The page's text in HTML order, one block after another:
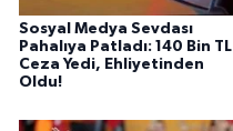
Sosyal Medya Sevdası
Pahalıya Patladı: 140 Bin TL
Ceza Yedi, Ehliyetinden
Oldu!